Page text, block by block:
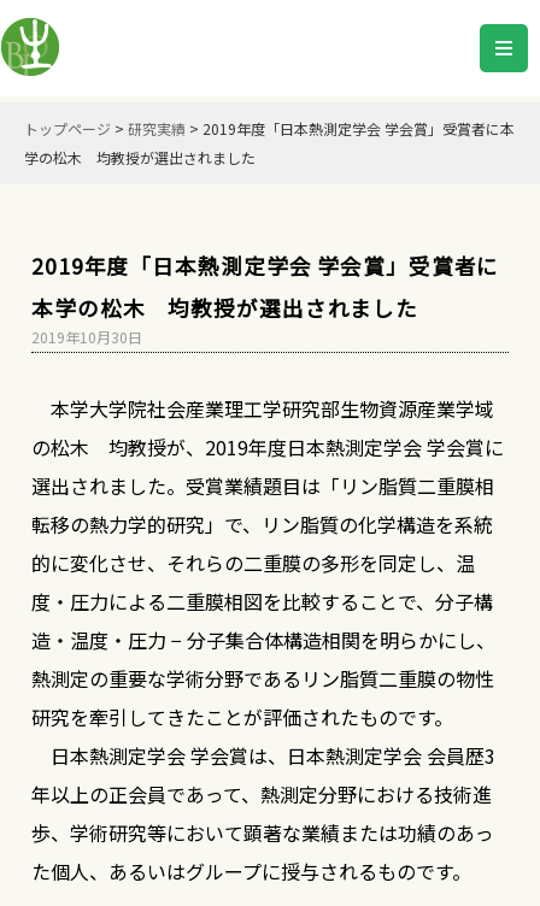
トップページ > 研究実績 > 2019年度「日本熱測定学会 学会賞」受賞者に本
学の松木 均教授が選出されました
2019年度「日本熱測定学会 学会賞」受賞者に
本学の松木 均教授が選出されました
2019年10月30日
本学大学院社会産業理工学研究部生物資源産業学域
の松木 均教授が、2019年度日本熱測定学会 学会賞に
選出されました。受賞業績題目は「リン脂質二重膜相
転移の熱力学的研究」で、リン脂質の化学構造を系統
的に変化させ、それらの二重膜の多形を同定し、温
度・圧力による二重膜相図を比較することで、分子構
造・温度・圧力 − 分子集合体構造相関を明らかにし、
熱測定の重要な学術分野であるリン脂質二重膜の物性
研究を牽引してきたことが評価されたものです。
日本熱測定学会 学会賞は、日本熱測定学会 会員歴3
年以上の正会員であって、熱測定分野における技術進
歩、学術研究等において顕著な業績または功績のあっ
た個人、あるいはグループに授与されるものです。